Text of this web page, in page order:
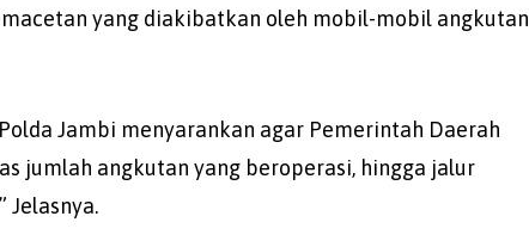
yang diakibatkan oleh mobil-mobil angkutan
Jambi menyarankan agar Pemerintah Daerah
jumlah angkutan yang beroperasi, hingga jalur
Jelasnya.